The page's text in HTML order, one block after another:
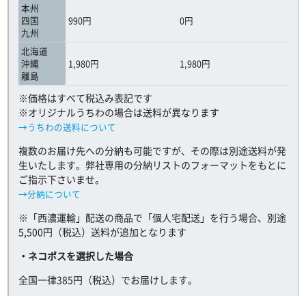
本州
四国
九州
990円 0円
北海道
沖縄
離島
1,980円 1,980円
※価格はすべて税込み表記です
※オリジナルうちわの場合は送料が異なります
→うちわの送料について
複数のお届け先への分納も可能ですが、その際は別途送料が発
生いたします。弊社専用の分納リストのフォーマットをもとに
ご指示下さいませ。
→分納について
※「西濃運輸」配送の商品で「個人宅配送」を行う場合、別途
5,500円（税込）送料が追加となります
・ネコポスを選択した場合
全国一律385円（税込）でお届けします。